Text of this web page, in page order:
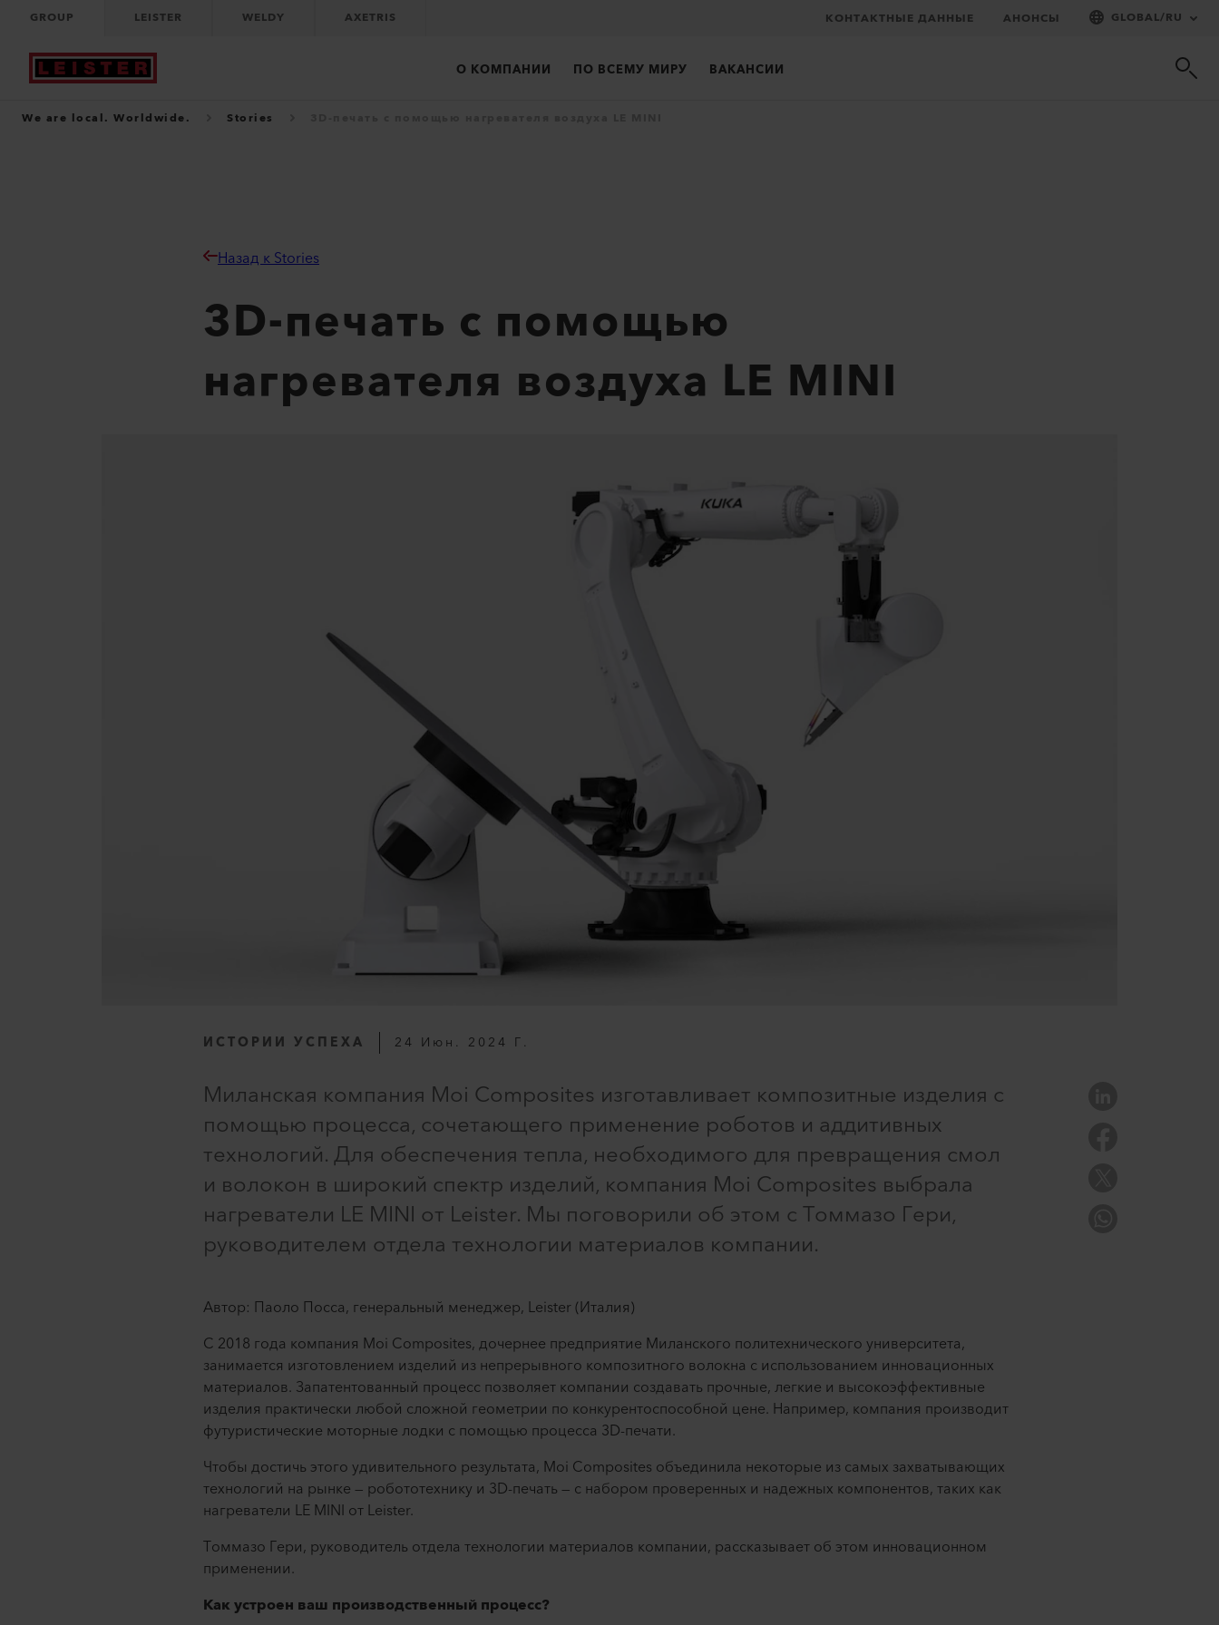
GROUP LEISTER WELDY AXETRIS КОНТАКТНЫЕ ДАННЫЕ АНОНСЫ GLOBAL/RU
О КОМПАНИИ ПО ВСЕМУ МИРУ ВАКАНСИИ
We are local. Worldwide. Stories
Назад к Stories
3D-печать с помощью
нагревателя воздуха LE MINI
ИСТОРИИ УСПЕХА 24 Июн. 2024 Г.
Миланская компания Moi Composites изготавливает композитные изделия с
помощью процесса, сочетающего применение роботов и аддитивных
технологий. Для обеспечения тепла, необходимого для превращения смол
и волокон в широкий спектр изделий, компания Moi Composites выбрала
нагреватели LE MINI от Leister. Мы поговорили об этом с Томмазо Гери,
руководителем отдела технологии материалов компании.
Автор: Паоло Посса, генеральный менеджер, Leister (Италия)
С 2018 года компания Moi Composites, дочернее предприятие Миланского политехнического университета,
занимается изготовлением изделий из непрерывного композитного волокна с использованием инновационных
материалов. Запатентованный процесс позволяет компании создавать прочные, легкие и высокоэффективные
изделия практически любой сложной геометрии по конкурентоспособной цене. Например, компания производит
футуристические моторные лодки с помощью процесса 3D-печати.
Чтобы достичь этого удивительного результата, Moi Composites объединила некоторые из самых захватывающих
технологий на рынке — робототехнику и 3D-печать — с набором проверенных и надежных компонентов, таких как
нагреватели LE MINI от Leister.
Томмазо Гери, руководитель отдела технологии материалов компании, рассказывает об этом инновационном
применении.
Как устроен ваш производственный процесс?